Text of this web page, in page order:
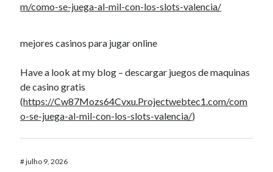
m/como-se-juega-al-mil-con-los-slots-valencia/
mejores casinos para jugar online
Have a look at my blog – descargar juegos de maquinas
de casino gratis
(https://Cw87Mozs64Cvxu.Projectwebtec1.com/com
o-se-juega-al-mil-con-los-slots-valencia/)
#julho 9, 2026